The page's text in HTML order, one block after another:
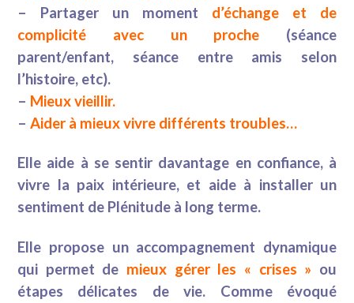
– Partager un moment d’échange et de
complicité avec un proche (séance
parent/enfant, séance entre amis selon
l’histoire, etc).
– Mieux vieillir.
– Aider à mieux vivre différents troubles…
Elle aide à se sentir davantage en confiance, à
vivre la paix intérieure, et aide à installer un
sentiment de Plénitude à long terme.
Elle propose un accompagnement dynamique
qui permet de mieux gérer les « crises » ou
étapes délicates de vie. Comme évoqué